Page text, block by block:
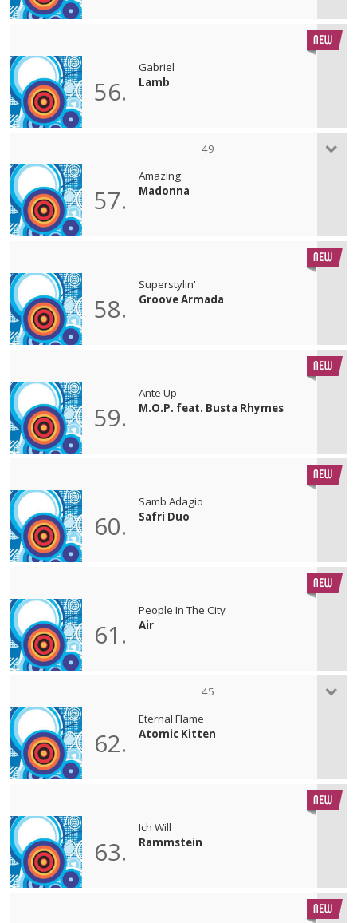
56.
Gabriel
Lamb
49
57.
Amazing
Madonna
58.
Superstylin'
Groove Armada
59.
Ante Up
M.O.P. feat. Busta Rhymes
60.
Samb Adagio
Safri Duo
61.
People In The City
Air
45
62.
Eternal Flame
Atomic Kitten
63.
Ich Will
Rammstein